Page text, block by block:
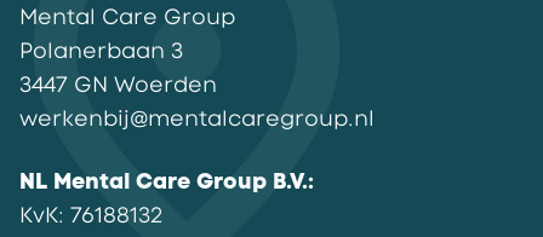
Mental Care Group
Polanerbaan 3
3447 GN Woerden
werkenbij@mentalcaregroup.nl
NL Mental Care Group B.V.:
KvK: 76188132